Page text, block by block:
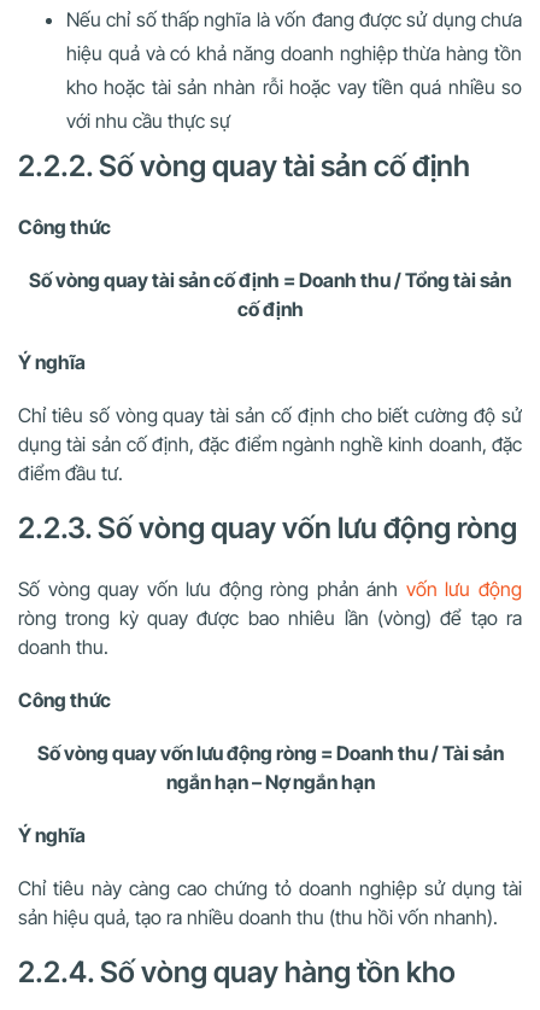
Nếu chỉ số thấp nghĩa là vốn đang được sử dụng chưa
hiệu quả và có khả năng doanh nghiệp thừa hàng tồn
kho hoặc tài sản nhàn rỗi hoặc vay tiền quá nhiều so
với nhu cầu thực sự
2.2.2. Số vòng quay tài sản cố định
Công thức
Số vòng quay tài sản cố định = Doanh thu / Tổng tài sản
cố định
Ý nghĩa
Chỉ tiêu số vòng quay tài sản cố định cho biết cường độ sử
dụng tài sản cố định, đặc điểm ngành nghề kinh doanh, đặc
điểm đầu tư.
2.2.3. Số vòng quay vốn lưu động ròng
Số vòng quay vốn lưu động ròng phản ánh vốn lưu động
ròng trong kỳ quay được bao nhiêu lần (vòng) để tạo ra
doanh thu.
Công thức
Số vòng quay vốn lưu động ròng = Doanh thu / Tài sản
ngắn hạn – Nợ ngắn hạn
Ý nghĩa
Chỉ tiêu này càng cao chứng tỏ doanh nghiệp sử dụng tài
sản hiệu quả, tạo ra nhiều doanh thu (thu hồi vốn nhanh).
2.2.4. Số vòng quay hàng tồn kho